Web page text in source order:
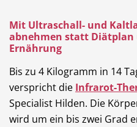
Mit Ultraschall- und
abnehmen statt Diätplan
Ernährung
Bis zu 4 Kilogramm in 14
verspricht die Infrarot-
Specialist Hilden. Die
wird um ein bis zwei Grad